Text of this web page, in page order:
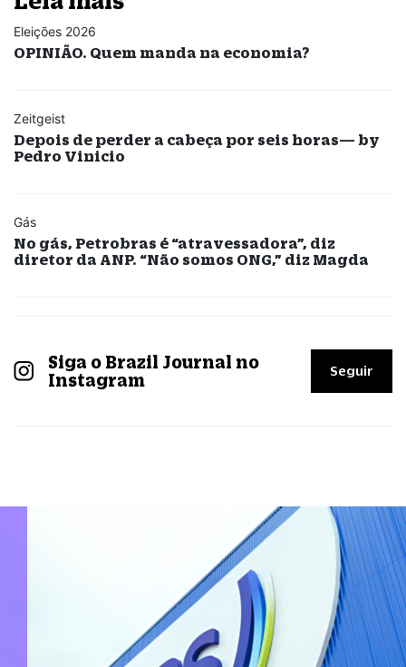
Eleições 2026
OPINIÃO. Quem manda na economia?
Zeitgeist
Depois de perder a cabeça por seis horas— by
Pedro Vinicio
Gás
No gás, Petrobras é “atravessadora”, diz
diretor da ANP. “Não somos ONG,” diz Magda
Siga o Brazil Journal no
Instagram
Seguir